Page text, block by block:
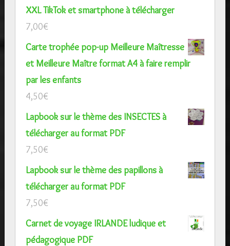
XXL TikTok et smartphone à télécharger
7,00€
Carte trophée pop-up Meilleure Maîtresse
et Meilleure Maître format A4 à faire remplir
par les enfants
4,50€
Lapbook sur le thème des INSECTES à
télécharger au format PDF
7,50€
Lapbook sur le thème des papillons à
télécharger au format PDF
7,50€
Carnet de voyage IRLANDE ludique et
pédagogique PDF